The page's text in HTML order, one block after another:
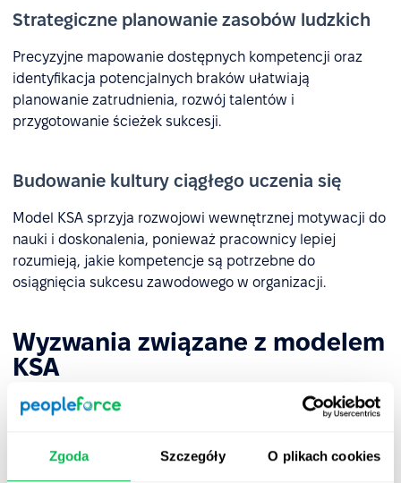
Zgoda Szczegóły O plikach cookies
Strategiczne planowanie zasobów ludzkich
Precyzyjne mapowanie dostępnych kompetencji oraz
identyfikacja potencjalnych braków ułatwiają
planowanie zatrudnienia, rozwój talentów i
przygotowanie ścieżek sukcesji.
Budowanie kultury ciągłego uczenia się
Model KSA sprzyja rozwojowi wewnętrznej motywacji do
nauki i doskonalenia, ponieważ pracownicy lepiej
rozumieją, jakie kompetencje są potrzebne do
osiągnięcia sukcesu zawodowego w organizacji.
Wyzwania związane z modelem
KSA
Model KSA pomaga skutecznie opisywać kompetencje,
często zastępowany jest bardziej rozbudowanymi i
kontekstowymi modelami, ponieważ: